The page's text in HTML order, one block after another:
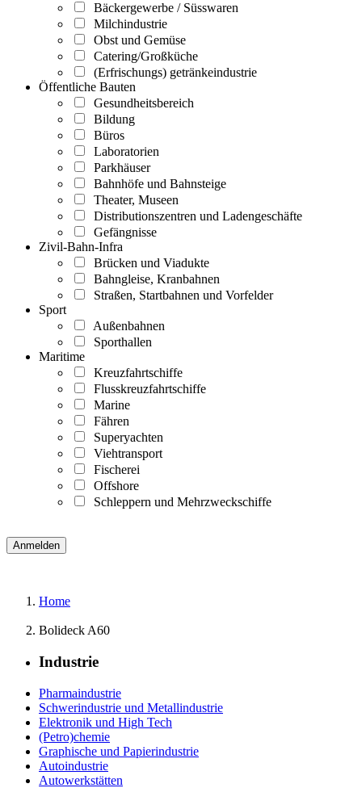
Bäckergewerbe / Süsswaren
Milchindustrie
Obst und Gemüse
Catering/Großküche
(Erfrischungs) getränkeindustrie
Öffentliche Bauten
Gesundheitsbereich
Bildung
Büros
Laboratorien
Parkhäuser
Bahnhöfe und Bahnsteige
Theater, Museen
Distributionszentren und Ladengeschäfte
Gefängnisse
Zivil-Bahn-Infra
Brücken und Viadukte
Bahngleise, Kranbahnen
Straßen, Startbahnen und Vorfelder
Sport
Außenbahnen
Sporthallen
Maritime
Kreuzfahrtschiffe
Flusskreuzfahrtschiffe
Marine
Fähren
Superyachten
Viehtransport
Fischerei
Offshore
Schleppern und Mehrzweckschiffe
Home
Bolideck A60
Industrie
Pharmaindustrie
Schwerindustrie und Metallindustrie
Elektronik und High Tech
(Petro)chemie
Graphische und Papierindustrie
Autoindustrie
Autowerkstätten